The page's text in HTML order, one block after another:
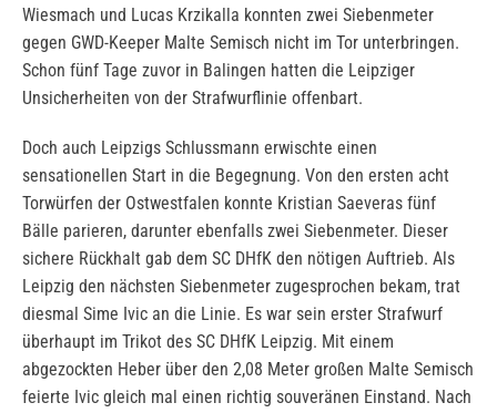
Wiesmach und Lucas Krzikalla konnten zwei Siebenmeter
gegen GWD-Keeper Malte Semisch nicht im Tor unterbringen.
Schon fünf Tage zuvor in Balingen hatten die Leipziger
Unsicherheiten von der Strafwurflinie offenbart.
Doch auch Leipzigs Schlussmann erwischte einen
sensationellen Start in die Begegnung. Von den ersten acht
Torwürfen der Ostwestfalen konnte Kristian Saeveras fünf
Bälle parieren, darunter ebenfalls zwei Siebenmeter. Dieser
sichere Rückhalt gab dem SC DHfK den nötigen Auftrieb. Als
Leipzig den nächsten Siebenmeter zugesprochen bekam, trat
diesmal Sime Ivic an die Linie. Es war sein erster Strafwurf
überhaupt im Trikot des SC DHfK Leipzig. Mit einem
abgezockten Heber über den 2,08 Meter großen Malte Semisch
feierte Ivic gleich mal einen richtig souveränen Einstand. Nach